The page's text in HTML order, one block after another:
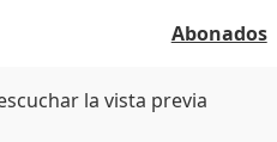
Abonados